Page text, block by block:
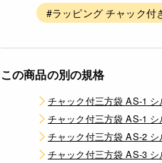
#ラッピング チャック付
この商品の別の規格
チャック付三方袋 AS-1
チャック付三方袋 AS-1
チャック付三方袋 AS-2
チャック付三方袋 AS-3